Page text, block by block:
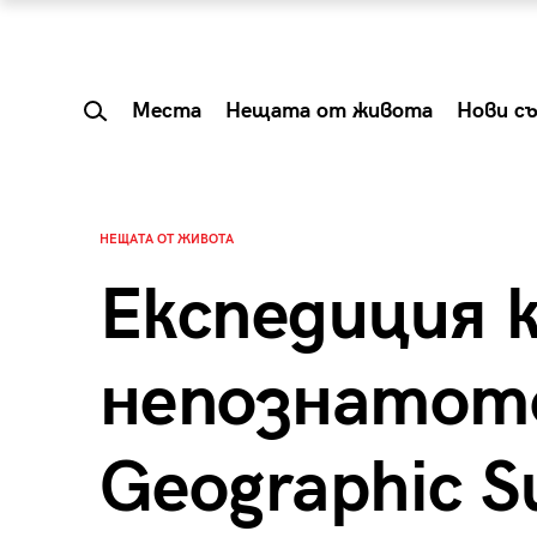
Места Нещата от живота Нови
НЕЩАТА ОТ ЖИВОТА
Експедиция
Geographic
Summer Prelude: как